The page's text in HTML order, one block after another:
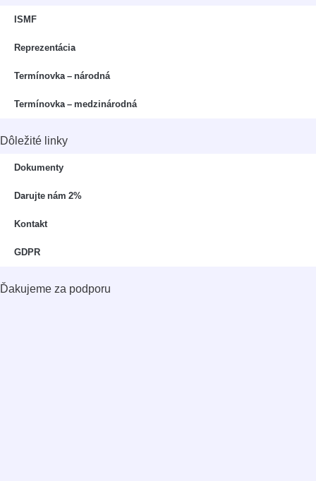
⁠ISMF
Reprezentácia
Termínovka – národná
Termínovka – medzinárodná
Dôležité linky
Dokumenty
Darujte nám 2%
Kontakt
GDPR
Ďakujeme za podporu